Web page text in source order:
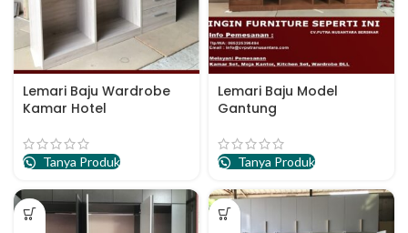
Lemari Baju Wardrobe
Kamar Hotel
Tanya Produk
Lemari Baju Model
Gantung
Tanya Produk